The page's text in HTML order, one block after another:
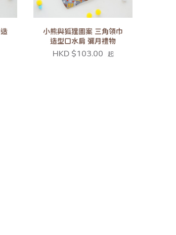
小熊與狐狸圖案 三角領巾
造型口水肩 彌月禮物
HKD $103.00 起